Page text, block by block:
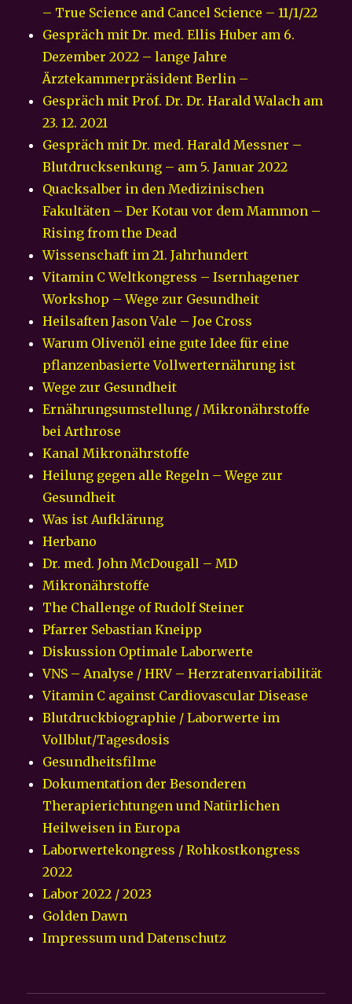
– True Science and Cancel Science – 11/1/22
Gespräch mit Dr. med. Ellis Huber am 6.
Dezember 2022 – lange Jahre
Ärztekammerpräsident Berlin –
Gespräch mit Prof. Dr. Dr. Harald Walach am
23. 12. 2021
Gespräch mit Dr. med. Harald Messner –
Blutdrucksenkung – am 5. Januar 2022
Quacksalber in den Medizinischen
Fakultäten – Der Kotau vor dem Mammon –
Rising from the Dead
Wissenschaft im 21. Jahrhundert
Vitamin C Weltkongress – Isernhagener
Workshop – Wege zur Gesundheit
Heilsaften Jason Vale – Joe Cross
Warum Olivenöl eine gute Idee für eine
pflanzenbasierte Vollwerternährung ist
Wege zur Gesundheit
Ernährungsumstellung / Mikronährstoffe
bei Arthrose
Kanal Mikronährstoffe
Heilung gegen alle Regeln – Wege zur
Gesundheit
Was ist Aufklärung
Herbano
Dr. med. John McDougall – MD
Mikronährstoffe
The Challenge of Rudolf Steiner
Pfarrer Sebastian Kneipp
Diskussion Optimale Laborwerte
VNS – Analyse / HRV – Herzratenvariabilität
Vitamin C against Cardiovascular Disease
Blutdruckbiographie / Laborwerte im
Vollblut/Tagesdosis
Gesundheitsfilme
Dokumentation der Besonderen
Therapierichtungen und Natürlichen
Heilweisen in Europa
Laborwertekongress / Rohkostkongress
2022
Labor 2022 / 2023
Golden Dawn
Impressum und Datenschutz